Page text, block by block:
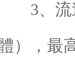
3、流速
），最